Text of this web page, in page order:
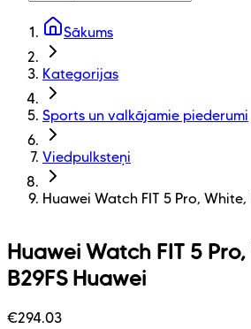
Sākums
Kategorijas
Sports un valkājamie piederumi
Viedpulksteņi
Huawei Watch FIT 5 Pro, White,
Huawei Watch FIT 5
B29FS Huawei
€294.03